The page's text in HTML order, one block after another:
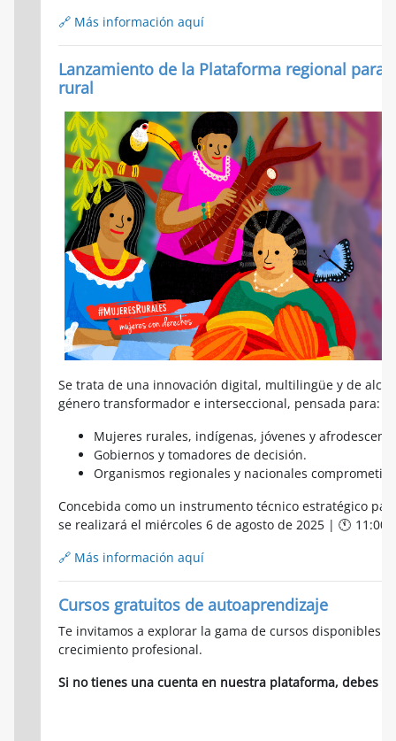
🔗 Más información aquí
Lanzamiento de la Plataforma regional
rural
Se trata de una innovación digital, multilingüe y de
género transformador e interseccional, pensada para:
Mujeres rurales, indígenas, jóvenes y
Gobiernos y tomadores de decisión.
Organismos regionales y nacionales
Concebida como un instrumento técnico estratégico
se realizará el miércoles 6 de agosto de 2025 | 🕚 11:00
🔗 Más información aquí
Cursos gratuitos de autoaprendizaje
Te invitamos a explorar la gama de cursos disponibles
crecimiento profesional.
Si no tienes una cuenta en nuestra plataforma, debes